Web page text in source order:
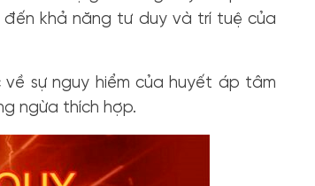
đến khả năng tư duy và trí tuệ của
sự nguy hiểm của huyết áp tâm
ngừa thích hợp.